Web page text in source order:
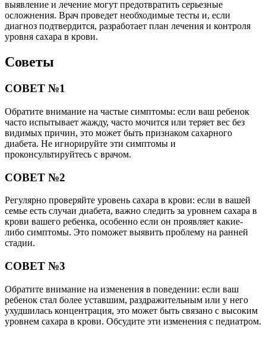
выявление и лечение могут предотвратить серьезные
осложнения. Врач проведет необходимые тесты и, если
диагноз подтвердится, разработает план лечения и контроля
уровня сахара в крови.
Советы
СОВЕТ №1
Обратите внимание на частые симптомы: если ваш ребенок
часто испытывает жажду, часто мочится или теряет вес без
видимых причин, это может быть признаком сахарного
диабета. Не игнорируйте эти симптомы и
проконсультируйтесь с врачом.
СОВЕТ №2
Регулярно проверяйте уровень сахара в крови: если в вашей
семье есть случаи диабета, важно следить за уровнем сахара в
крови вашего ребенка, особенно если он проявляет какие-
либо симптомы. Это поможет выявить проблему на ранней
стадии.
СОВЕТ №3
Обратите внимание на изменения в поведении: если ваш
ребенок стал более уставшим, раздражительным или у него
ухудшилась концентрация, это может быть связано с высоким
уровнем сахара в крови. Обсудите эти изменения с педиатром.